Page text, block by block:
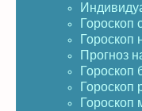
Гороскоп
Гороскоп
Прогноз
Гороскоп
Гороскоп
Гороскоп